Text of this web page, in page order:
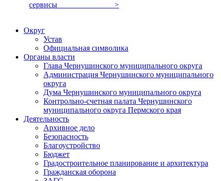
сервисы >
Округ
Устав
Официальная символика
Органы власти
Глава Чернушинского муниципального округа
Администрация Чернушинского муниципального
округа
Дума Чернушинского муниципального округа
Контрольно-счетная палата Чернушинского
муниципального округа Пермского края
Деятельность
Архивное дело
Безопасность
Благоустройство
Бюджет
Градостроительное планирование и архитектура
Гражданская оборона